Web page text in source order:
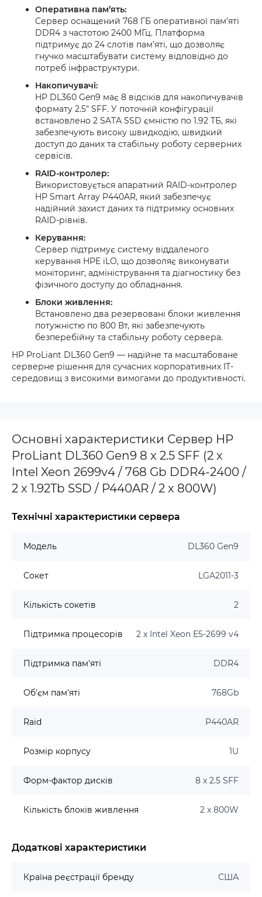
Оперативна пам’ять:
Сервер оснащений 768 ГБ оперативної пам’яті
DDR4 з частотою 2400 МГц. Платформа
підтримує до 24 слотів пам’яті, що дозволяє
гнучко масштабувати систему відповідно до
потреб інфраструктури.
Накопичувачі:
HP DL360 Gen9 має 8 відсіків для накопичувачів
формату 2.5" SFF. У поточній конфігурації
встановлено 2 SATA SSD ємністю по 1.92 ТБ, які
забезпечують високу швидкодію, швидкий
доступ до даних та стабільну роботу серверних
сервісів.
RAID-контролер:
Використовується апаратний RAID-контролер
HP Smart Array P440AR, який забезпечує
надійний захист даних та підтримку основних
RAID-рівнів.
Керування:
Сервер підтримує систему віддаленого
керування HPE iLO, що дозволяє виконувати
моніторинг, адміністрування та діагностику без
фізичного доступу до обладнання.
Блоки живлення:
Встановлено два резервовані блоки живлення
потужністю по 800 Вт, які забезпечують
безперебійну та стабільну роботу сервера.
HP ProLiant DL360 Gen9 — надійне та масштабоване
серверне рішення для сучасних корпоративних IT-
середовищ з високими вимогами до продуктивності.
Основні характеристики Сервер HP
ProLiant DL360 Gen9 8 x 2.5 SFF (2 x
Intel Xeon 2699v4 / 768 Gb DDR4-2400 /
2 x 1.92Tb SSD / P440AR / 2 x 800W)
Технічні характеристики сервера
Модель DL360 Gen9
Сокет LGA2011-3
Кількість сокетів 2
Підтримка процесорів 2 x Intel Xeon E5-2699 v4
Підтримка пам'яті DDR4
Об'єм пам'яті 768Gb
Raid P440AR
Розмір корпусу 1U
Форм-фактор дисків 8 x 2.5 SFF
Кількість блоків живлення 2 x 800W
Додаткові характеристики
Країна реєстрації бренду США